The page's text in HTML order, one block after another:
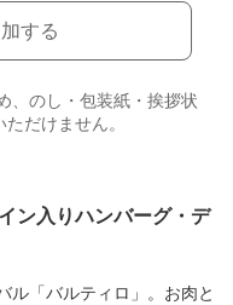
する
、のし・包装紙・挨拶状
だけません。
入りハンバーグ・デ
ル「バルティロ」。お肉と